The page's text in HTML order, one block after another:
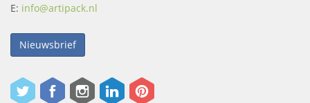
E: info@artipack.nl
Nieuwsbrief